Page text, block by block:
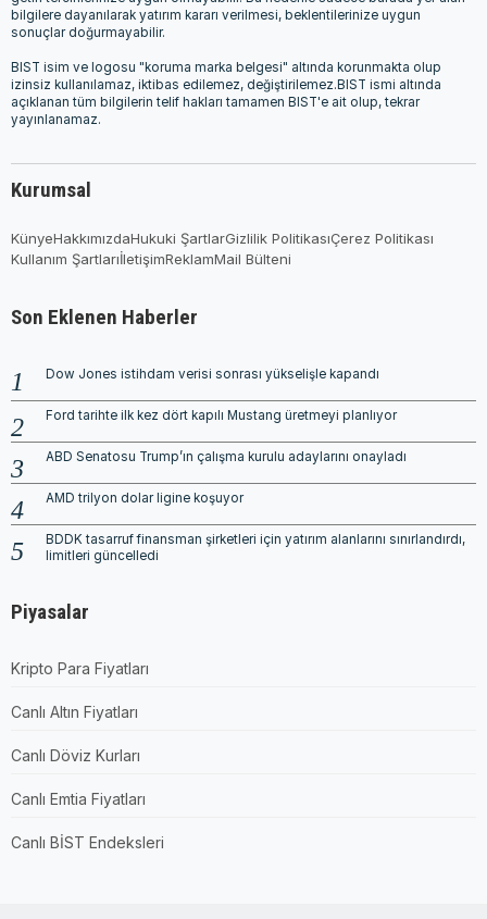
bilgilere dayanılarak yatırım kararı verilmesi, beklentilerinize uygun
sonuçlar doğurmayabilir.
BIST isim ve logosu "koruma marka belgesi" altında korunmakta olup
izinsiz kullanılamaz, iktibas edilemez, değiştirilemez.BIST ismi altında
açıklanan tüm bilgilerin telif hakları tamamen BIST'e ait olup, tekrar
yayınlanamaz.
Kurumsal
KünyeHakkımızdaHukuki ŞartlarGizlilik PolitikasıÇerez Politikası
Kullanım ŞartlarıİletişimReklamMail Bülteni
Son Eklenen Haberler
Dow Jones istihdam verisi sonrası yükselişle kapandı
Ford tarihte ilk kez dört kapılı Mustang üretmeyi planlıyor
ABD Senatosu Trump’ın çalışma kurulu adaylarını onayladı
AMD trilyon dolar ligine koşuyor
BDDK tasarruf finansman şirketleri için yatırım alanlarını sınırlandırdı,
limitleri güncelledi
Piyasalar
Kripto Para Fiyatları
Canlı Altın Fiyatları
Canlı Döviz Kurları
Canlı Emtia Fiyatları
Canlı BİST Endeksleri